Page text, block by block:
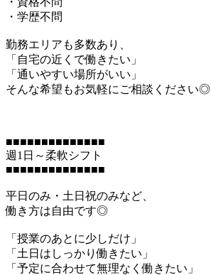
・学歴不問
勤務エリアも多数あり、
「自宅の近くで働きたい」
「通いやすい場所がいい」
そんな希望もお気軽にご相談ください◎
■■■■■■■■■■■■■■
週1日～柔軟シフト
■■■■■■■■■■■■■■
平日のみ・土日祝のみなど、
働き方は自由です◎
「授業のあとに少しだけ」
「土日はしっかり働きたい」
「予定に合わせて無理なく働きたい」